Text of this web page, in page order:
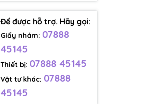
Để được hỗ trợ. Hãy gọi:
Giấy nhám: 07888
45145
Thiết bị: 07888 45145
Vật tư khác: 07888
45145